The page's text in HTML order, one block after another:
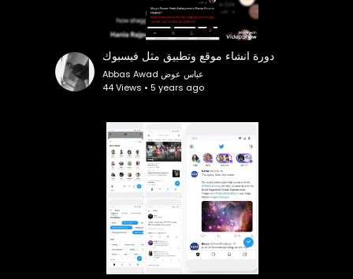
دورة انشاء موقع وتطبيق مثل فيسبوك
Abbas Awad عباس عوض
44 Views • 5 years ago